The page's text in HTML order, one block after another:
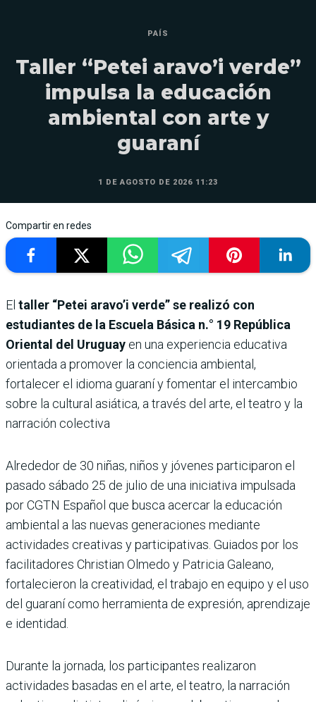
PAÍS
Taller “Petei aravo’i verde”
impulsa la educación
ambiental con arte y
guaraní
1 DE AGOSTO DE 2026 11:23
Compartir en redes
El taller “Petei aravo’i verde” se realizó con
estudiantes de la Escuela Básica n.° 19 República
Oriental del Uruguay en una experiencia educativa
orientada a promover la conciencia ambiental,
fortalecer el idioma guaraní y fomentar el intercambio
sobre la cultural asiática, a través del arte, el teatro y la
narración colectiva
Alrededor de 30 niñas, niños y jóvenes participaron el
pasado sábado 25 de julio de una iniciativa impulsada
por CGTN Español que busca acercar la educación
ambiental a las nuevas generaciones mediante
actividades creativas y participativas. Guiados por los
facilitadores Christian Olmedo y Patricia Galeano,
fortalecieron la creatividad, el trabajo en equipo y el uso
del guaraní como herramienta de expresión, aprendizaje
e identidad.
Durante la jornada, los participantes realizaron
actividades basadas en el arte, el teatro, la narración